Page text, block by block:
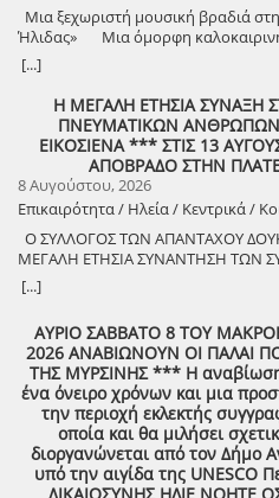
Μια ξεχωριστή μουσική βραδιά
Ήλιδας» Μια όμορφη
μελωδίες, πολιτισμό και καλή
Ζαχάρως, στο πλαίσιο του
Προγράμματος. Τη Δευτέρα 10
του Γυμνασίου Ζαχάρως θα
Χρώματα της Ήλιδας» θα
πρόγραμμα. Μια βραδιά που
διαφορετικών ηλικιών μέσα από τη
προσφέρει σε κατοίκους και
έξοδο. Ο Δήμος Ζαχάρως συνεχίζει
δημιουργεί αφορμές για
Δευτέρα 10 Αυγούστου | 21:30
[...]
Η ΜΕΓΑΛΗ ΕΤΗΣΙΑ ΣΥΝΑΞΗ
ΠΝΕΥΜΑΤΙΚΩΝ
ΕΙΚΟΣΙΕΝΑ *** ΣΤΙΣ 13
ΑΠΟΒΡΑΔΟ ΣΤΗΝ
8 Αυγούστου, 2026
Επικαιρότητα / Ηλεία / Κεντρικά /
Ο ΣΥΛΛΟΓΟΣ ΤΩΝ ΑΠΑΝΤΑΧΟΥ
ΜΕΓΑΛΗ ΕΤΗΣΙΑ ΣΥΝΑΝΤΗΣΗ ΤΩΝ
ΑΘΑΝΑΤΟ! Μεγάλη η χαρά η δική
τον επαναστάτη πρόγονό μας που
κανόνια του αγώνα!
ΣΥΝΑΠΑΝΤΗΜΑ (Πατήστε πάνω στο
αρχείο) Ο Σύλλογος των
εκδήλωση που θα
συνδιοργάνωση με τον Δήμο
ημέρα Πέμπτη και ώρα 8:30 μ.μ.,
«Άυλη πολιτιστική κληρονομιά:
Προοπτικές στην Ηλεία»
[...]
ΑΥΡΙΟ ΣΑΒΒΑΤΟ 8 ΤΟΥ
2026 ΑΝΑΒΙΩΝΟΥΝ ΟΙ ΠΑΛΑΙ
ΤΗΣ ΜΥΡΣΙΝΗΣ *** Η
ένα όνειρο χρόνων και μια
την περιοχή εκλεκτής
οποία και θα μιλήσει
διοργανώνεται από τον Δήμο
υπό την αιγίδα της